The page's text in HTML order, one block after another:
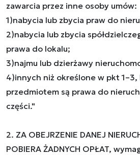
zawarcia przez inne osoby umów:
1)nabycia lub zbycia praw do
2)nabycia lub zbycia
prawa do lokalu;
3)najmu lub dzierżawy
4)innych niż określone w pkt
przedmiotem są prawa do
części."
2. ZA OBEJRZENIE DANEJ
POBIERA ŻADNYCH OPŁAT,